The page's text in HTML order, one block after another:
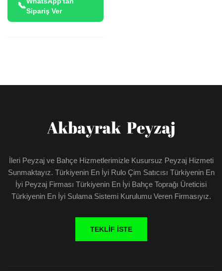
Sipariş Ver
İleri Peyzaj ve Bahçe Hizmetlerimizle Kusursuz Peyzaj Hizmeti
Sunmaktayız. Türkiyenin En İyi Rulo Çim Satıcısı Türkiyenin En
İyi Peyzaj Firması Türkiyenin En İyi Bahçe Toprağı Üreticisi
Türkiyenin En İyi Sulama Sistemi Kurulumu Veren Firmasıyız.
TEKLIF İSTE